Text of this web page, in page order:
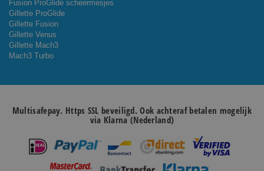
Fusion ProGlide scheermesjes
Gillette ProGlide
Gillette Fusion
Gillette Venus
Gillette Mach3
Mach3 Turbo
Multisafepay. Https SSL beveiligd. Ook achteraf betalen mogelijk
via Klarna (Nederland)